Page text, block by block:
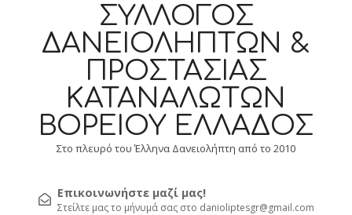
ΣΎΛΛΟΓΟΣ
ΔΑΝΕΙΟΛΗΠΤΏΝ &
ΠΡΟΣΤΑΣΊΑΣ
ΚΑΤΑΝΑΛΩΤΏΝ
ΒΟΡΕΊΟΥ ΕΛΛΆΔΟΣ
Στο πλευρό του Έλληνα Δανειολήπτη από το 2010
Επικοινωνήστε μαζί μας!
Στείλτε μας το μήνυμά σας στο danioliptesgr@gmail.com